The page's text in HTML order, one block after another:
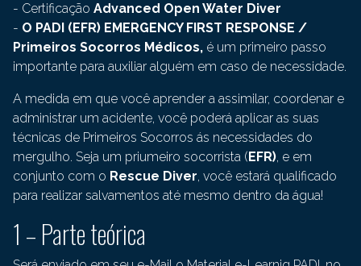
- Certificação Advanced Open Water Diver
- O PADI (EFR) EMERGENCY FIRST RESPONSE /
Primeiros Socorros Médicos, é um primeiro passo
importante para auxiliar alguém em caso de necessidade.
A medida em que você aprender a assimilar, coordenar e
administrar um acidente, você poderá aplicar as suas
técnicas de Primeiros Socorros ás necessidades do
mergulho. Seja um priumeiro socorrista (EFR), e em
conjunto com o Rescue Diver, você estará qualificado
para realizar salvamentos até mesmo dentro da água!
1 – Parte teórica